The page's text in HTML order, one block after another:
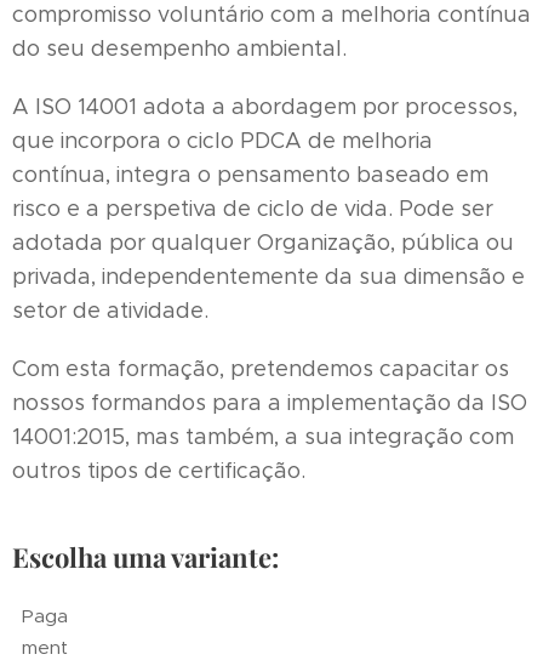
compromisso voluntário com a melhoria contínua
do seu desempenho ambiental.
A ISO 14001 adota a abordagem por processos,
que incorpora o ciclo PDCA de melhoria
contínua, integra o pensamento baseado em
risco e a perspetiva de ciclo de vida. Pode ser
adotada por qualquer Organização, pública ou
privada, independentemente da sua dimensão e
setor de atividade.
Com esta formação, pretendemos capacitar os
nossos formandos para a implementação da ISO
14001:2015, mas também, a sua integração com
outros tipos de certificação.
Escolha uma variante:
Paga
ment